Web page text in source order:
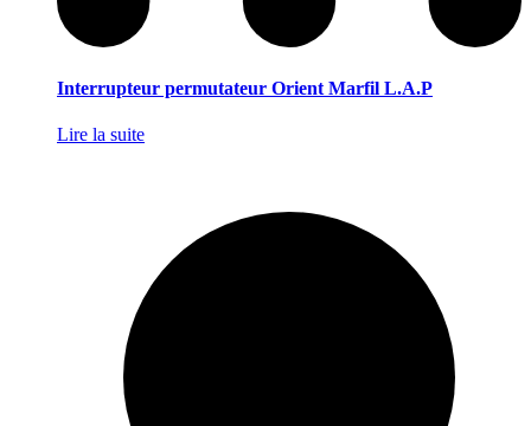
Interrupteur permutateur Orient Marfil L.A.P
Lire la suite